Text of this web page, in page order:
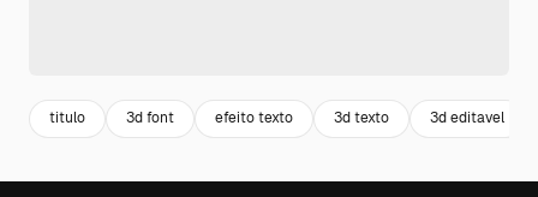
titulo 3d font efeito texto 3d texto 3d editavel